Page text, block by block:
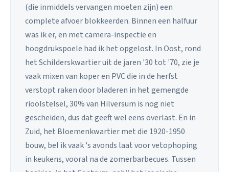
(die inmiddels vervangen moeten zijn) een
complete afvoer blokkeerden. Binnen een halfuur
was ik er, en met camera-inspectie en
hoogdrukspoele had ik het opgelost. In Oost, rond
het Schilderskwartier uit de jaren '30 tot '70, zie je
vaak mixen van koper en PVC die in de herfst
verstopt raken door bladeren in het gemengde
rioolstelsel, 30% van Hilversum is nog niet
gescheiden, dus dat geeft wel eens overlast. En in
Zuid, het Bloemenkwartier met die 1920-1950
bouw, bel ik vaak 's avonds laat voor vetophoping
in keukens, vooral na de zomerbarbecues. Tussen